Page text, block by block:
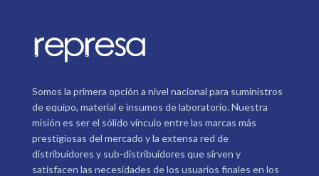
Somos la primera opción a nivel nacional para suministros
de equipo, material e insumos de laboratorio. Nuestra
misión es ser el sólido vínculo entre las marcas más
prestigiosas del mercado y la extensa red de
distribuidores y sub-distribuidores que sirven y
satisfacen las necesidades de los usuarios finales en los